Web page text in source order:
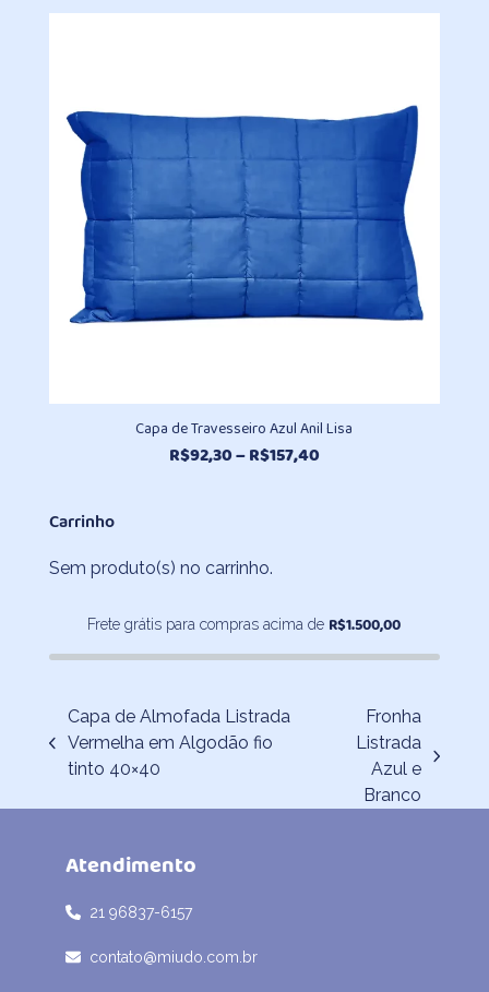
Capa de Travesseiro Azul Anil Lisa
R$92,30–R$157,40Faixa
Carrinho
Sem produto(s) no carrinho.
Frete grátis para compras acima de R$1.500,00
previous
post:
Capa de Almofada Listrada
Vermelha em Algodão fio
tinto 40×40
Fronha
Listrada
Azul e
Branco
Atendimento
21 96837-6157
contato@miudo.com.br